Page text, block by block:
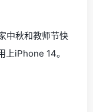
中秋和教师节快
上iPhone 14。